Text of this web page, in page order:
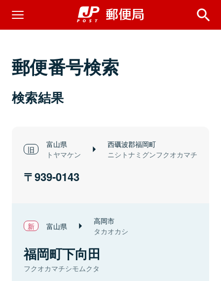
郵便番号検索
検索結果
富山県
トヤマケン
西礪波郡福岡町
ニシトナミグンフクオカマチ
939-0143
富山県 高岡市
タカオカシ
福岡町下向田
フクオカマチシモムクタ